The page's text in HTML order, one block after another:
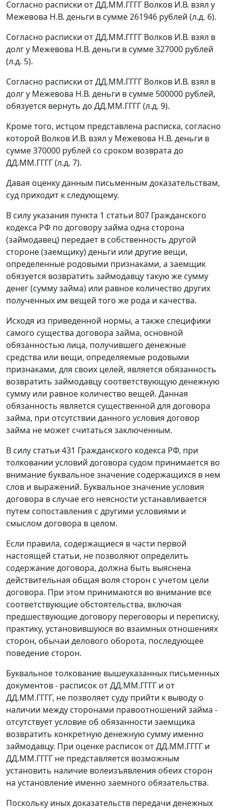
Согласно расписки от ДД.ММ.ГГГГ Волков И.В. взял у
Межевова Н.В. деньги в сумме 261946 рублей (л.д. 6).
Согласно расписки от ДД.ММ.ГГГГ Волков И.В. взял в
долг у Межевова Н.В. деньги в сумме 327000 рублей
(л.д. 5).
Согласно расписки от ДД.ММ.ГГГГ Волков И.В. взял в
долг у Межевова Н.В. деньги в сумме 500000 рублей,
обязуется вернуть до ДД.ММ.ГГГГ (л.д. 9).
Кроме того, истцом представлена расписка, согласно
которой Волков И.В. взял у Межевова Н.В. деньги в
сумме 370000 рублей со сроком возврата до
ДД.ММ.ГГГГ (л.д. 7).
Давая оценку данным письменным доказательствам,
суд приходит к следующему.
В силу указания пункта 1 статьи 807 Гражданского
кодекса РФ по договору займа одна сторона
(займодавец) передает в собственность другой
стороне (заемщику) деньги или другие вещи,
определенные родовыми признаками, а заемщик
обязуется возвратить займодавцу такую же сумму
денег (сумму займа) или равное количество других
полученных им вещей того же рода и качества.
Исходя из приведенной нормы, а также специфики
самого существа договора займа, основной
обязанностью лица, получившего денежные
средства или вещи, определяемые родовыми
признаками, для своих целей, является обязанность
возвратить займодавцу соответствующую денежную
сумму или равное количество вещей. Данная
обязанность является существенной для договора
займа, при отсутствии данного условия договор
займа не может считаться заключенным.
В силу статьи 431 Гражданского кодекса РФ, при
толковании условий договора судом принимается во
внимание буквальное значение содержащихся в нем
слов и выражений. Буквальное значение условия
договора в случае его неясности устанавливается
путем сопоставления с другими условиями и
смыслом договора в целом.
Если правила, содержащиеся в части первой
настоящей статьи, не позволяют определить
содержание договора, должна быть выяснена
действительная общая воля сторон с учетом цели
договора. При этом принимаются во внимание все
соответствующие обстоятельства, включая
предшествующие договору переговоры и переписку,
практику, установившуюся во взаимных отношениях
сторон, обычаи делового оборота, последующее
поведение сторон.
Буквальное толкование вышеуказанных письменных
документов - расписок от ДД.ММ.ГГГГ и от
ДД.ММ.ГГГГ, не позволяет суду прийти к выводу о
наличии между сторонами правоотношений займа -
отсутствует условие об обязанности заемщика
возвратить конкретную денежную сумму именно
займодавцу. При оценке расписок от ДД.ММ.ГГГГ и
ДД.ММ.ГГГГ не представляется возможным
установить наличие волеизъявления обеих сторон
на установление именно заемного обязательства.
Поскольку иных доказательств передачи денежных